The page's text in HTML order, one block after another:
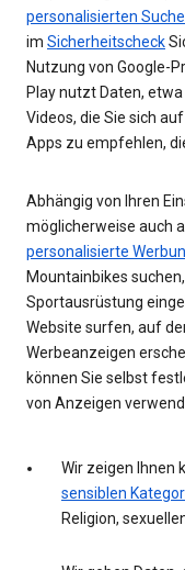
personalisierten
im Sicherheitscheck
Nutzung von Google-
Play nutzt Daten,
Videos, die Sie sich
Apps zu empfehlen,
Abhängig von Ihren
möglicherweise auch
personalisierte
Mountainbikes
Sportausrüstung
Website surfen, auf
Werbeanzeigen
können Sie selbst
von Anzeigen
Wir zeigen Ihnen
sensiblen
Religion,